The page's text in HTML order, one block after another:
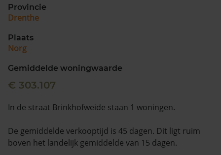
Maandag t/m vrijdag - 08:00 -18:00
Provincie
Drenthe
Plaats
Norg
Gemiddelde woningwaarde
€ 303.107
In de straat Brinkhofweide staan 1 woningen.
De gemiddelde verkooptijd is 45 dagen. Dit ligt ruim
boven het landelijk gemiddelde van 15 dagen.